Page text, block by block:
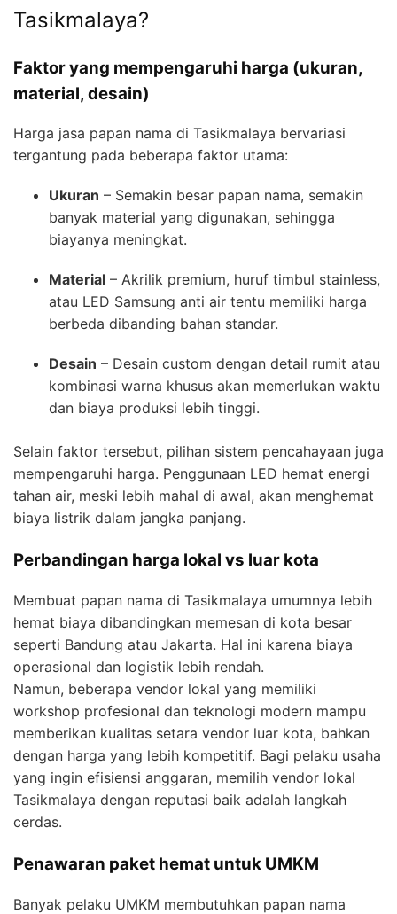
Tasikmalaya?
Faktor yang mempengaruhi harga (ukuran,
material, desain)
Harga jasa papan nama di Tasikmalaya bervariasi
tergantung pada beberapa faktor utama:
Ukuran – Semakin besar papan nama, semakin
banyak material yang digunakan, sehingga
biayanya meningkat.
Material – Akrilik premium, huruf timbul stainless,
atau LED Samsung anti air tentu memiliki harga
berbeda dibanding bahan standar.
Desain – Desain custom dengan detail rumit atau
kombinasi warna khusus akan memerlukan waktu
dan biaya produksi lebih tinggi.
Selain faktor tersebut, pilihan sistem pencahayaan juga
mempengaruhi harga. Penggunaan LED hemat energi
tahan air, meski lebih mahal di awal, akan menghemat
biaya listrik dalam jangka panjang.
Perbandingan harga lokal vs luar kota
Membuat papan nama di Tasikmalaya umumnya lebih
hemat biaya dibandingkan memesan di kota besar
seperti Bandung atau Jakarta. Hal ini karena biaya
operasional dan logistik lebih rendah.
Namun, beberapa vendor lokal yang memiliki
workshop profesional dan teknologi modern mampu
memberikan kualitas setara vendor luar kota, bahkan
dengan harga yang lebih kompetitif. Bagi pelaku usaha
yang ingin efisiensi anggaran, memilih vendor lokal
Tasikmalaya dengan reputasi baik adalah langkah
cerdas.
Penawaran paket hemat untuk UMKM
Banyak pelaku UMKM membutuhkan papan nama